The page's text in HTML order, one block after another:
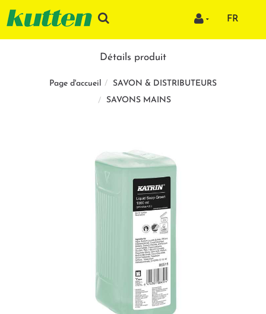
FR
Détails produit
Page d'accueil
SAVON & DISTRIBUTEURS
SAVONS MAINS